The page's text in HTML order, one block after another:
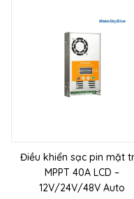
Điều khiển sạc pin mặt
MPPT 40A LCD –
12V/24V/48V Auto